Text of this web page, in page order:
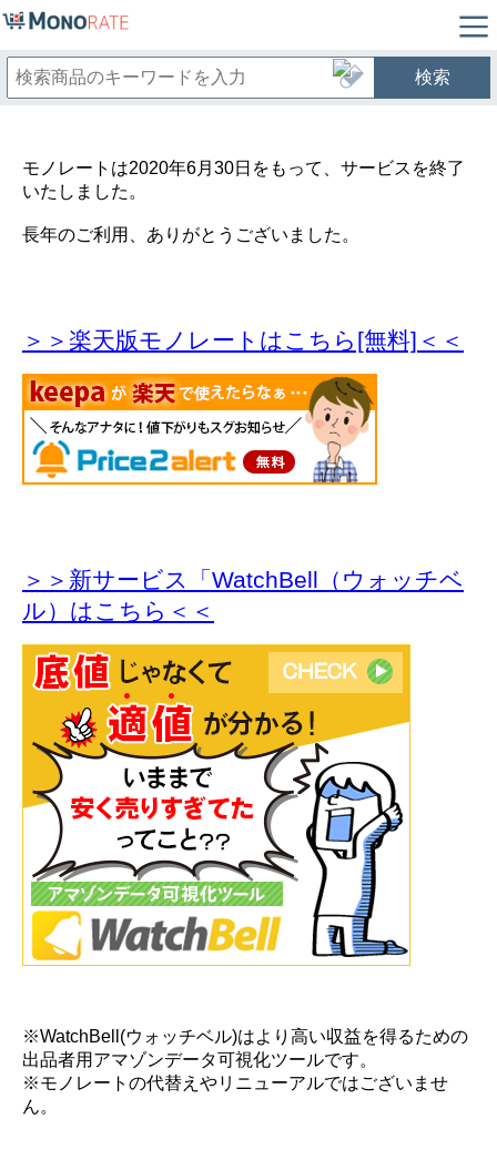
検索
モノレートは2020年6月30日をもって、サービスを終了
いたしました。
長年のご利用、ありがとうございました。
＞＞楽天版モノレートはこちら[無料]＜＜
＞＞新サービス「WatchBell（ウォッチベ
ル）はこちら＜＜
※WatchBell(ウォッチベル)はより高い収益を得るための
出品者用アマゾンデータ可視化ツールです。
※モノレートの代替えやリニューアルではございませ
ん。